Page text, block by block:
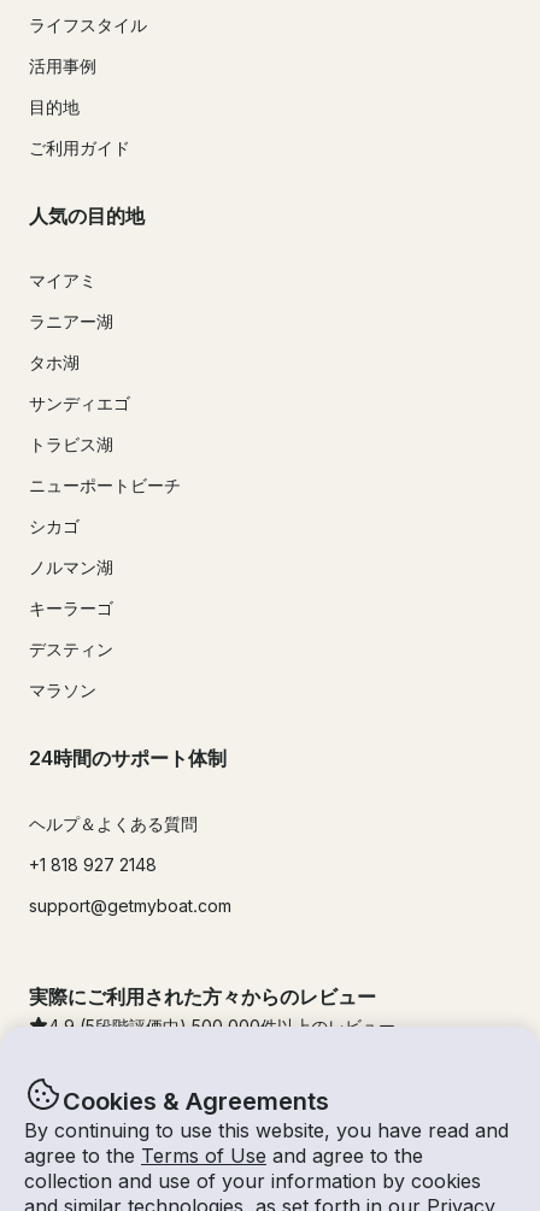
Cookies & Agreements
By continuing to use this website, you have read and
agree to the Terms of Use and agree to the
collection and use of your information by cookies
and similar technologies, as set forth in our Privacy
ライフスタイル
活用事例
目的地
ご利用ガイド
人気の目的地
マイアミ
ラニアー湖
タホ湖
サンディエゴ
トラビス湖
ニューポートビーチ
シカゴ
ノルマン湖
キーラーゴ
デスティン
マラソン
24時間のサポート体制
ヘルプ＆よくある質問
+1 818 927 2148
support@getmyboat.com
実際にご利用された方々からのレビュー
4.9 (5段階評価中) 500,000件以上のレビュー